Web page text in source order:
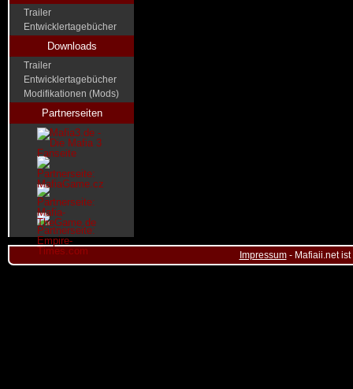
Trailer
Entwicklertagebücher
Downloads
Trailer
Entwicklertagebücher
Modifikationen (Mods)
Partnerseiten
Impressum- Mafiaii.net ist